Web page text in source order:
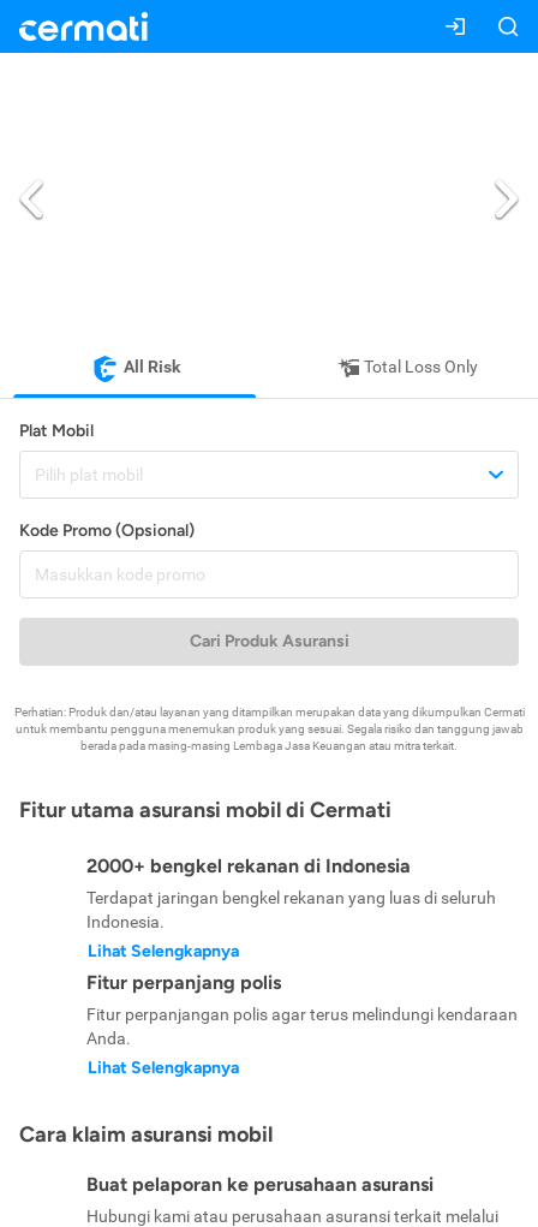
All Risk Total Loss Only
Plat Mobil
Pilih plat mobil
Kode Promo (Opsional)
Cari Produk Asuransi
Perhatian: Produk dan/atau layanan yang ditampilkan merupakan data yang dikumpulkan Cermati
untuk membantu pengguna menemukan produk yang sesuai. Segala risiko dan tanggung jawab
berada pada masing-masing Lembaga Jasa Keuangan atau mitra terkait.
Fitur utama asuransi mobil di Cermati
2000+ bengkel rekanan di Indonesia
Terdapat jaringan bengkel rekanan yang luas di seluruh
Indonesia.
Lihat Selengkapnya
Fitur perpanjang polis
Fitur perpanjangan polis agar terus melindungi kendaraan
Anda.
Lihat Selengkapnya
Cara klaim asuransi mobil
Buat pelaporan ke perusahaan asuransi
Hubungi kami atau perusahaan asuransi terkait melalui